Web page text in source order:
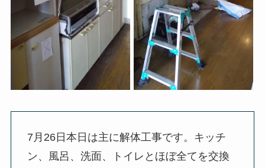
7月26日本日は主に解体工事です。キッチ
ン、風呂、洗面、トイレとほぼ全てを交換